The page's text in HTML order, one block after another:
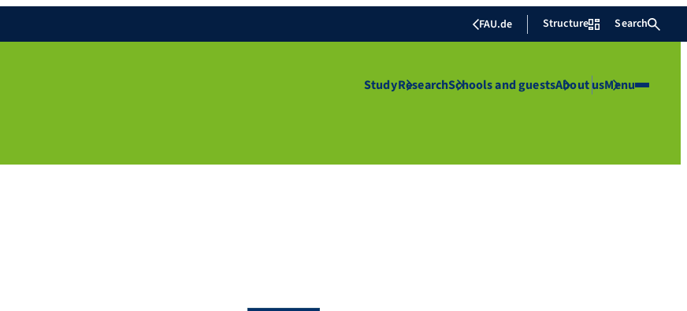
FAU.de Structure Search
StudyResearchSchools and guestsAbout usMenu